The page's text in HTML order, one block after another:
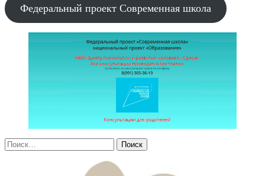
Федеральный проект Современная школа